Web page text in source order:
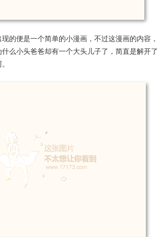
的便是一个简单的小漫画，不过这漫画的内容，
么小头爸爸却有一个大头儿子了，简直是解开了